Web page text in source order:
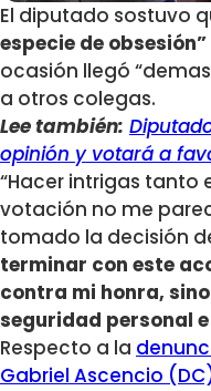
El diputado sostuvo
especie de obsesión”
ocasión llegó
a otros colegas.
Lee también:
opinión y votará a
“Hacer intrigas tanto
votación no me
tomado la decisión
terminar con este
contra mi honra,
seguridad personal
Respecto a la
Gabriel Ascencio